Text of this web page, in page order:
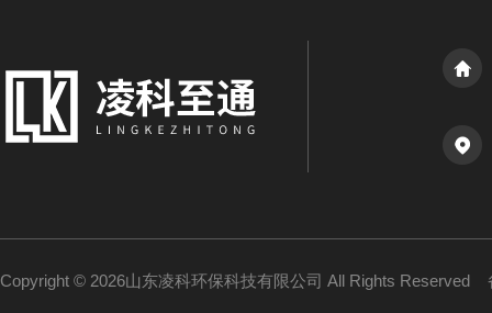
Copyright © 2026山东凌科环保科技有限公司 All Rights Reserved